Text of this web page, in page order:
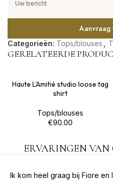
Aanvraag
Categorieën: Tops/blouses
GERELATEERDE
Haute L’Amitié studio loose tag
shirt
Tops/blouses
€90.00
ERVARINGEN
Ik kom heel graag bij Fiore